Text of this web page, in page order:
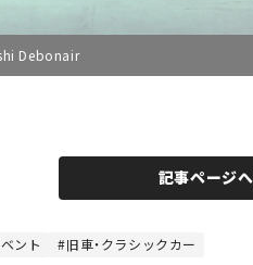
Debonair
記事ページ
ント 旧車・クラシックカー